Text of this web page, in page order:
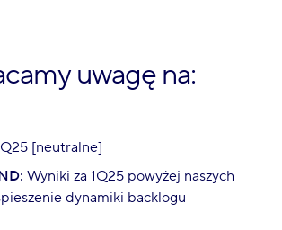
uwagę na:
[neutralne]
: Wyniki za 1Q25 powyżej naszych
dynamiki backlogu